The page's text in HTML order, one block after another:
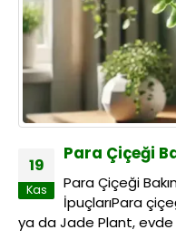
19
Kas
Para Çiçeği
Para Çiçeği
İpuçlarıPara
ya da Jade Plant, evde